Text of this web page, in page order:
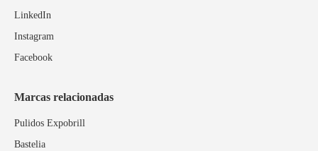
LinkedIn
Instagram
Facebook
Marcas relacionadas
Pulidos Expobrill
Bastelia